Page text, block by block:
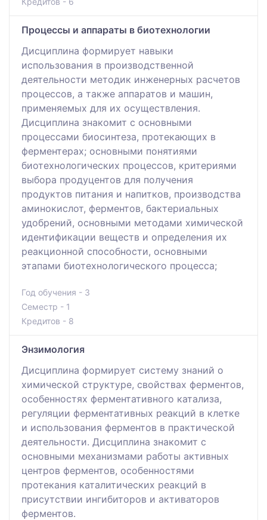
Процессы и аппараты в биотехнологии
Дисциплина формирует навыки
использования в производственной
деятельности методик инженерных расчетов
процессов, а также аппаратов и машин,
применяемых для их осуществления.
Дисциплина знакомит с основными
процессами биосинтеза, протекающих в
ферментерах; основными понятиями
биотехнологических процессов, критериями
выбора продуцентов для получения
продуктов питания и напитков, производства
аминокислот, ферментов, бактериальных
удобрений, основными методами химической
идентификации веществ и определения их
реакционной способности, основными
этапами биотехнологического процесса;
Год обучения - 3
Семестр - 1
Кредитов - 8
Энзимология
Дисциплина формирует систему знаний о
химической структуре, свойствах ферментов,
особенностях ферментативного катализа,
регуляции ферментативных реакций в клетке
и использования ферментов в практической
деятельности. Дисциплина знакомит с
основными механизмами работы активных
центров ферментов, особенностями
протекания каталитических реакций в
присутствии ингибиторов и активаторов
ферментов.